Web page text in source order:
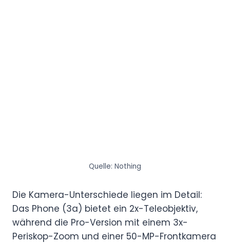
Quelle: Nothing
Die Kamera-Unterschiede liegen im Detail:
Das Phone (3a) bietet ein 2x-Teleobjektiv,
während die Pro-Version mit einem 3x-
Periskop-Zoom und einer 50-MP-Frontkamera